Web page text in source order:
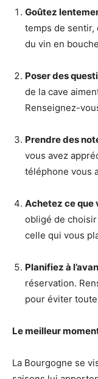
Goûtez
temps de sentir,
du vin en
Poser des
de la cave
Renseignez-
Prendre des
vous avez
téléphone vous
Achetez ce que
obligé de
celle qui vous
Planifiez à
réservation.
pour éviter
Le meilleur
La Bourgogne se